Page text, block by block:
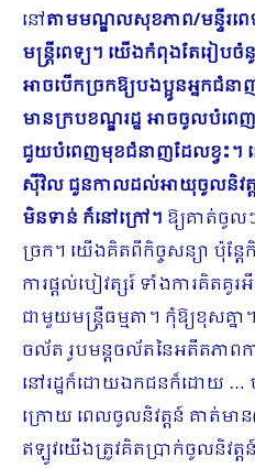
នៅតាមមណ្ឌលសុខភាព/មន្ទីរពេ
មន្ត្រីពេទ្យ។ យើងកំពុងតែរៀប
អាចបើកច្រកឱ្យបងប្អូនអ្នកជំ
មានក្របខណ្ឌរដ្ឋ អាចចូលបំពេ
ជួយបំពេញមុខជំនាញដែលខ្វះ។ នៅ
ស៊ីវិល ជួនកាលដល់អាយុចូលនិវត្
មិនទាន់ ក៏នៅក្រៅ។ ឱ្យគាត់ចូល
ច្រក។ យើងគិតពីកិច្ចសន្យា ប៉ុន្តែ
ការផ្តល់បៀវត្សរ៍ ទាំងការគិតគូរ
ជាមួយមន្ត្រីធម្មតា។ កុំឱ្យខុសគ្
ចល័ត រូបមន្តចល័តនៃអតីតភាពកា
នៅរដ្ឋក៏ដោយឯកជនក៏ដោយ … បូ
ក្រោយ ពេលចូលនិវត្តន៍ គាត់មា
ឥឡូវយើងត្រូវគិតប្រាក់ចូលនិវត្ត